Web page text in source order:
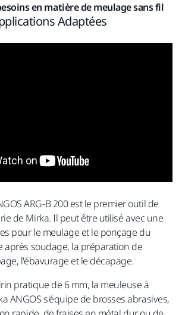
en matière de meulage sans fil
Adaptées
ARG-B 200 est le premier outil de
de Mirka. Il peut être utilisé avec une
pour le meulage et le ponçage du
après soudage, la préparation de
l'ébavurage et le décapage.
pratique de 6 mm, la meuleuse à
ANGOS s'équipe de brosses abrasives,